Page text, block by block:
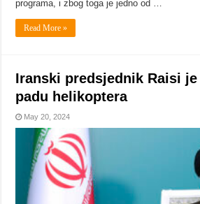
programa, i zbog toga je jedno od …
Read More »
Iranski predsjednik Raisi
padu helikoptera
May 20, 2024